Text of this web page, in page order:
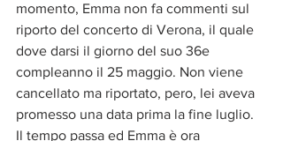
momento, Emma non fa commenti sul
riporto del concerto di Verona, il quale
dove darsi il giorno del suo 36e
compleanno il 25 maggio. Non viene
cancellato ma riportato, pero, lei aveva
promesso una data prima la fine luglio.
Il tempo passa ed Emma è ora